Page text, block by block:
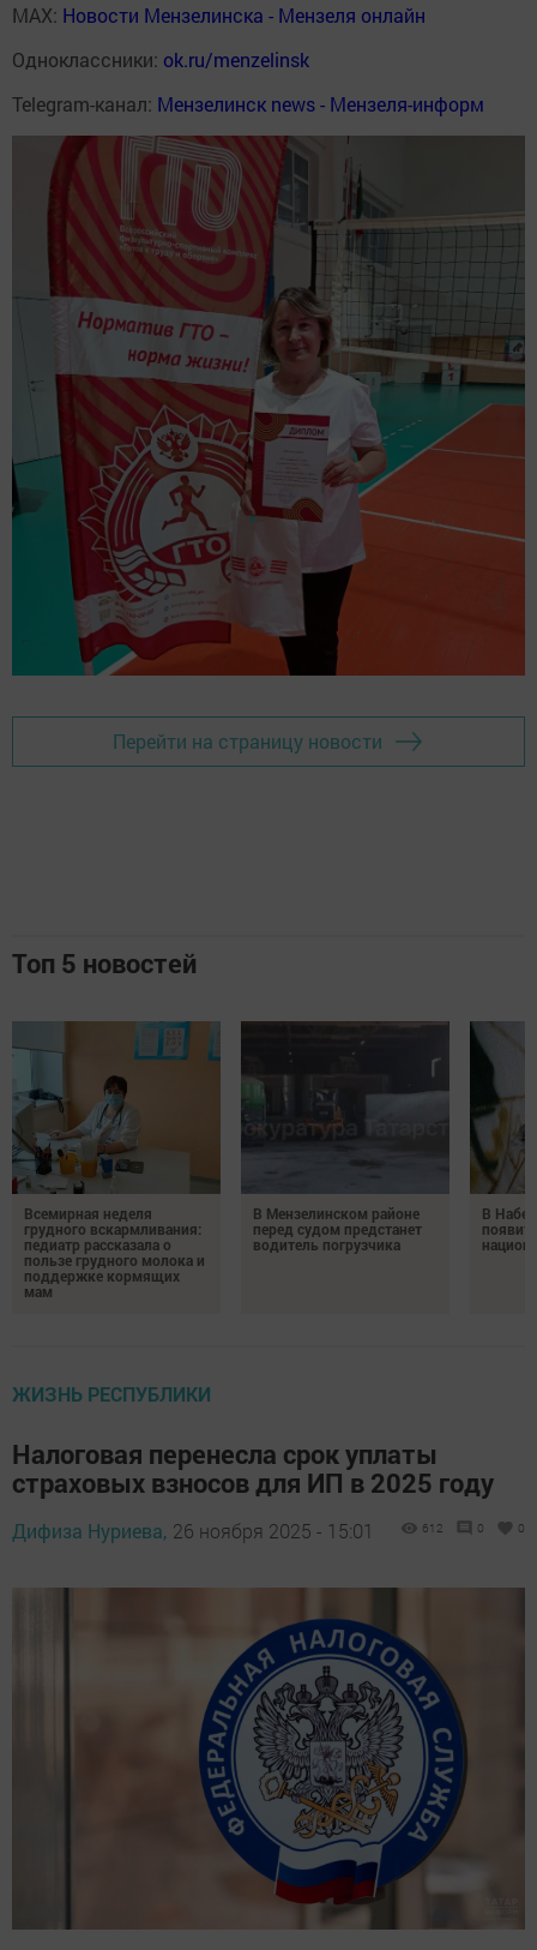
MAX: Новости Мензелинска - Мензеля онлайн
Одноклассники: ok.ru/menzelinsk
Telegram-канал: Мензелинск news - Мензеля-информ
Перейти на страницу новости
Топ 5 новостей
Всемирная неделя
грудного вскармливания:
педиатр рассказала о
пользе грудного молока и
поддержке кормящих
мам
В Мензелинском районе
перед судом предстанет
водитель погрузчика
В
ЖИЗНЬ РЕСПУБЛИКИ
Налоговая перенесла срок уплаты
страховых взносов для ИП в 2025 году
Дифиза Нуриева, 26 ноября 2025 - 15:01 612 0 0